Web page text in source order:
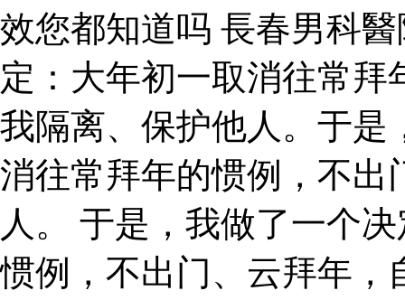
效您都知道吗 長春男科
定：大年初一取消往常
我隔离、保护他人。于是
消往常拜年的惯例，不出
人。 于是，我做了一个
惯例，不出门、云拜年